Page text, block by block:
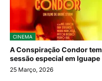
CINEMA
A Conspiração Condor tem
sessão especial em Iguape
25 Março, 2026